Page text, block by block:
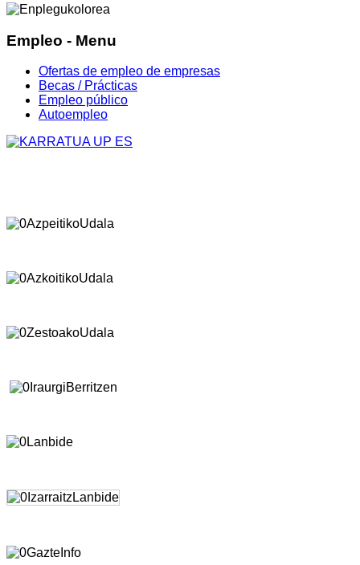
Empleo - Menu
Ofertas de empleo de empresas
Becas / Prácticas
Empleo público
Autoempleo